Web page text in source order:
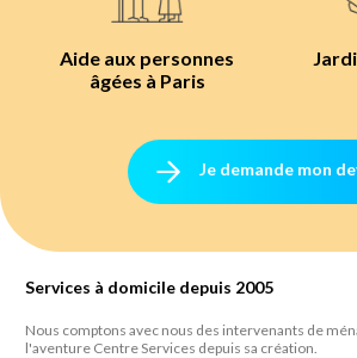
Aide aux personnes
âgées à Paris
Je demande mon
Services à domicile depuis 2005
Nous comptons avec nous des intervenants de
l'aventure Centre Services depuis sa création.